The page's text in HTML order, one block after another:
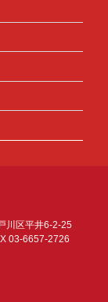
川区平井6-2-25
03-6657-2726